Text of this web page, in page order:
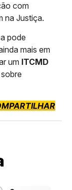
com
na Justiça.
pode
mais em
um ITCMD